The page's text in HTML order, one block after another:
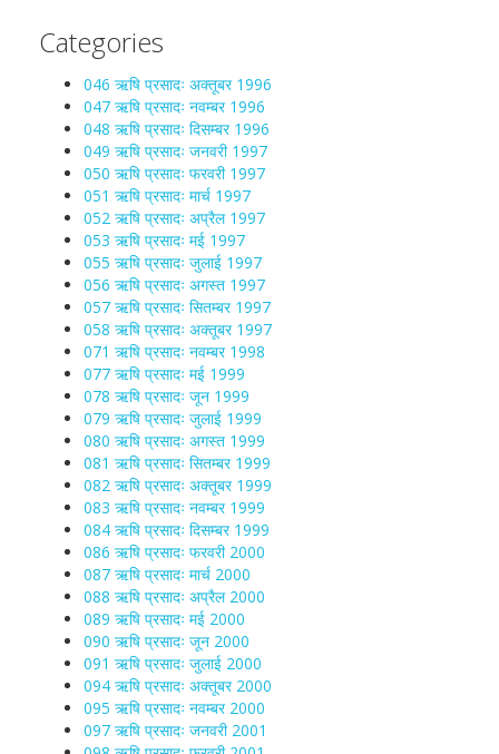
Categories
046 ऋषि प्रसादः अक्तूबर 1996
047 ऋषि प्रसादः नवम्बर 1996
048 ऋषि प्रसादः दिसम्बर 1996
049 ऋषि प्रसादः जनवरी 1997
050 ऋषि प्रसादः फरवरी 1997
051 ऋषि प्रसादः मार्च 1997
052 ऋषि प्रसादः अप्रैल 1997
053 ऋषि प्रसादः मई 1997
055 ऋषि प्रसादः जुलाई 1997
056 ऋषि प्रसादः अगस्त 1997
057 ऋषि प्रसादः सितम्बर 1997
058 ऋषि प्रसादः अक्तूबर 1997
071 ऋषि प्रसादः नवम्बर 1998
077 ऋषि प्रसादः मई 1999
078 ऋषि प्रसादः जून 1999
079 ऋषि प्रसादः जुलाई 1999
080 ऋषि प्रसादः अगस्त 1999
081 ऋषि प्रसादः सितम्बर 1999
082 ऋषि प्रसादः अक्तूबर 1999
083 ऋषि प्रसादः नवम्बर 1999
084 ऋषि प्रसादः दिसम्बर 1999
086 ऋषि प्रसादः फरवरी 2000
087 ऋषि प्रसादः मार्च 2000
088 ऋषि प्रसादः अप्रैल 2000
089 ऋषि प्रसादः मई 2000
090 ऋषि प्रसादः जून 2000
091 ऋषि प्रसादः जुलाई 2000
094 ऋषि प्रसादः अक्तूबर 2000
095 ऋषि प्रसादः नवम्बर 2000
097 ऋषि प्रसादः जनवरी 2001